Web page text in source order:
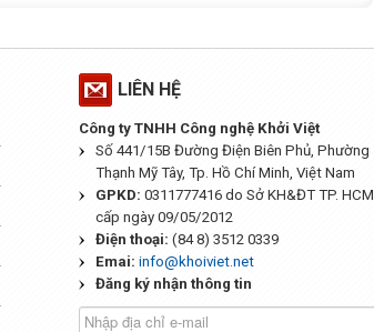
LIÊN HỆ
Công ty TNHH Công nghệ Khởi Việt
Số 441/15B Đường Điện Biên Phủ, Phường
Thạnh Mỹ Tây, Tp. Hồ Chí Minh, Việt Nam
GPKD: 0311777416 do Sở KH&ĐT TP. HCM
cấp ngày 09/05/2012
Điện thoại: (84 8) 3512 0339
Emai: info@khoiviet.net
Đăng ký nhận thông tin